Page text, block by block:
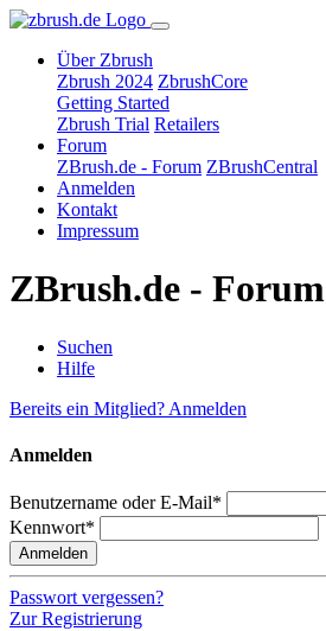
Über Zbrush
Zbrush 2024 ZbrushCore
Getting Started
Zbrush Trial Retailers
Forum
ZBrush.de - Forum ZBrushCentral
Anmelden
Kontakt
Impressum
ZBrush.de - Forum
Suchen
Hilfe
Bereits ein Mitglied? Anmelden
Anmelden
Benutzername oder E-Mail*
Kennwort*
Anmelden
Passwort vergessen?
Zur Registrierung